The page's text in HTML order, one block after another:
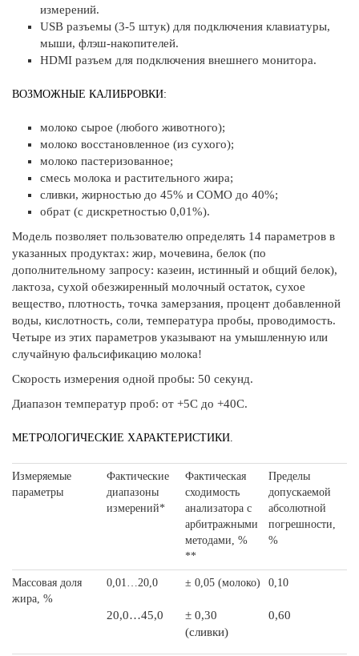
измерений.
USB разъемы (3-5 штук) для подключения клавиатуры,
мыши, флэш-накопителей.
HDMI разъем для подключения внешнего монитора.
ВОЗМОЖНЫЕ КАЛИБРОВКИ:
молоко сырое (любого животного);
молоко восстановленное (из сухого);
молоко пастеризованное;
смесь молока и растительного жира;
сливки, жирностью до 45% и СОМО до 40%;
обрат (с дискретностью 0,01%).
Модель позволяет пользователю определять 14 параметров в
указанных продуктах: жир, мочевина, белок (по
дополнительному запросу: казеин, истинный и общий белок),
лактоза, сухой обезжиренный молочный остаток, сухое
вещество, плотность, точка замерзания, процент добавленной
воды, кислотность, соли, температура пробы, проводимость.
Четыре из этих параметров указывают на умышленную или
случайную фальсификацию молока!
Скорость измерения одной пробы: 50 секунд.
Диапазон температур проб: от +5С до +40С.
МЕТРОЛОГИЧЕСКИЕ ХАРАКТЕРИСТИКИ.
Измеряемые
параметры
Фактические
диапазоны
измерений*
Фактическая
сходимость
анализатора с
арбитражными
методами, %
**
Пределы
допускаемой
абсолютной
погрешности,
%
Массовая доля
жира, %
0,01…20,0
20,0…45,0
± 0,05 (молоко)
± 0,30
(сливки)
0,10
0,60